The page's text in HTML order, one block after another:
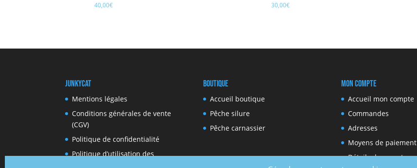
40,00€ 30,00€
JunkyCat
Mentions légales
Conditions générales de vente
(CGV)
Politique de confidentialité
Politique d’utilisation des
Boutique
Accueil boutique
Pêche silure
Pêche carnassier
Mon compte
Accueil mon compte
Commandes
Adresses
Moyens de paiement
Détails du compte